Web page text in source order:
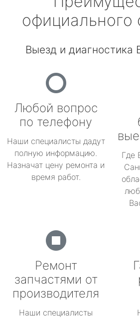
официального
Выезд и диагностика
Любой вопрос
по телефону
Наши специалисты дадут
полную информацию.
Назначат цену ремонта и
время работ.
Где
Ремонт
запчастями от
производителя
Наши специалисты